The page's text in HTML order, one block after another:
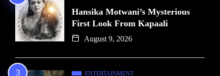
Hansika Motwani’s Mysterious
First Look From Kapaali
August 9, 2026
ENTERTAINMENT